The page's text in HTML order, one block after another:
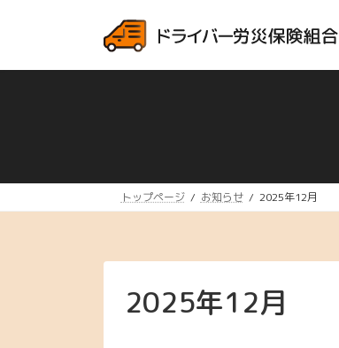
ン
ー
トップページ お知らせ 2025年12月
2025年12月